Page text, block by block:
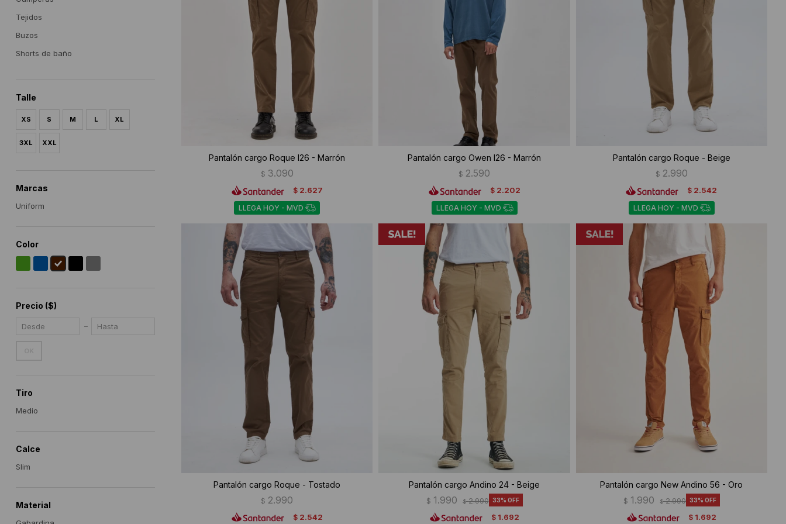
Pantalón cargo Roque I26 - Marrón
$ 3.090
$ 2.627
LLEGA HOY - MVD
Pantalón cargo Owen I26 - Marrón
$ 2.590
$ 2.202
LLEGA HOY - MVD
Pantalón cargo Roque - Beige
$ 2.990
$ 2.542
LLEGA HOY - MVD
Pantalón cargo Roque - Tostado
$ 2.990
$ 2.542
Pantalón cargo Andino 24 - Beige
$ 1.990 $ 2.990 33
$ 1.692
Pantalón cargo New Andino 56 - Oro
$ 1.990 $ 2.990 33
$ 1.692
Tejidos
Buzos
Shorts de baño
Talle
XS S M L XL
3XL XXL
Marcas
Uniform
Color
Precio ($)
Tiro
Medio
Calce
Slim
Material